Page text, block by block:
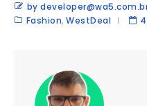
by
Fashion, WestDeal